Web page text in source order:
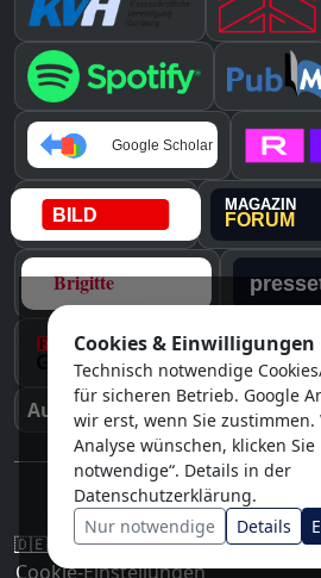
Instagram
Auszeichnungen & Medien
Hinweis: Diese Inhalte ersetzen
Beratung.
🇩🇪/ 🇬🇧DE / ENImpressum
Cookie-Einstellungen
Cookies & Einwilligungen
Technisch notwendige
für sicheren Betrieb. Google
wir erst, wenn Sie zustimmen.
Analyse wünschen, klicken
notwendige“. Details in der
Datenschutzerklärung.
Nur notwendige
Details